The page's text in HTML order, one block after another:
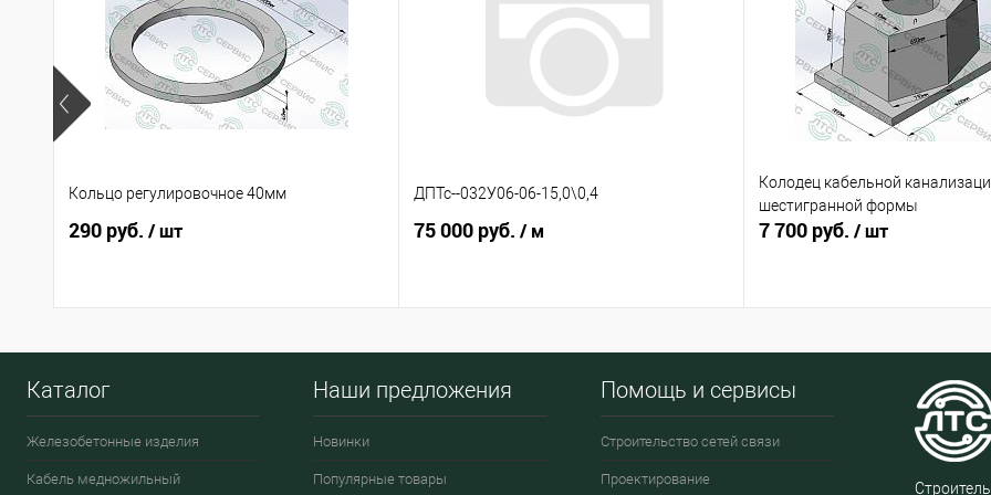
Кольцо регулировочное 40мм
290 руб. / шт
ДПТс--032У06-06-15,0\0,4
75 000 руб. / м
Колодец кабельной
шестигранной формы
7 700 руб. / шт
Каталог
Железобетонные изделия
Кабель медножильный
Наши предложения
Новинки
Популярные товары
Помощь и сервисы
Строительство сетей связи
Проектирование